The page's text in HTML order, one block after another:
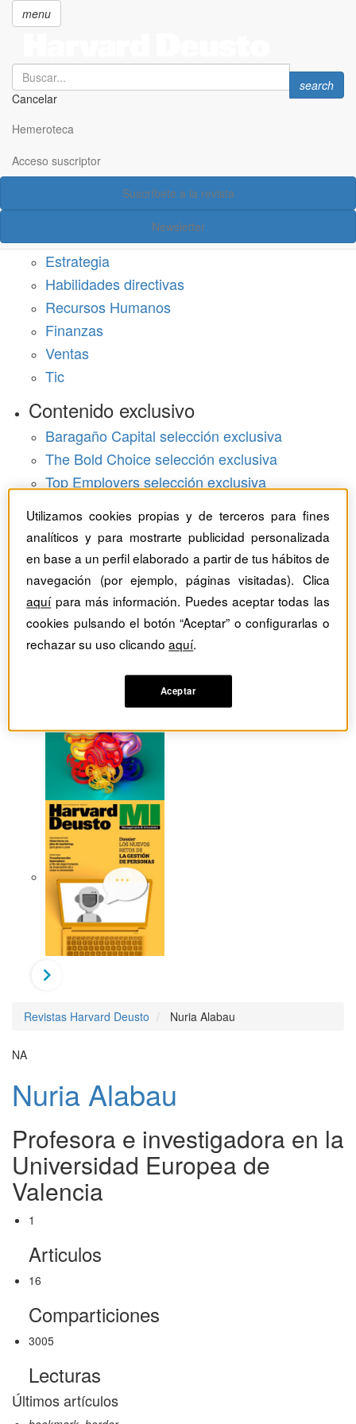
principal
menu
Search
Cancelar
Search
search
Hemeroteca
Acceso suscriptor
Suscríbete a la revista
Newsletter
Acceso suscriptor
Estrategia
Habilidades directivas
Recursos Humanos
Finanzas
Ventas
Tic
Contenido exclusivo
Baragaño Capital selección exclusiva
The Bold Choice selección exclusiva
Top Employers selección exclusiva
Hemeroteca
Monográficos
Dossieres
Revistas del mes
Revistas Harvard Deusto Nuria Alabau
NA
Nuria Alabau
Profesora e investigadora en la
Universidad Europea de
Valencia
1
Articulos
16
Comparticiones
3005
Lecturas
Últimos artículos
Utilizamos cookies propias y de terceros para fines
analíticos y para mostrarte publicidad personalizada
en base a un perfil elaborado a partir de tus hábitos de
navegación (por ejemplo, páginas visitadas). Clica
aquípara más información. Puedes aceptar todas las
cookies pulsando el botón “Aceptar” o configurarlas o
rechazar su uso clicandoaquí.
Aceptar